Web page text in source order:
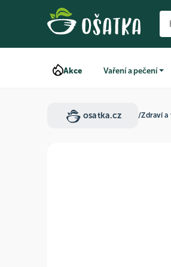
Akce Vaření a pečení
osatka.cz /Zdraví a